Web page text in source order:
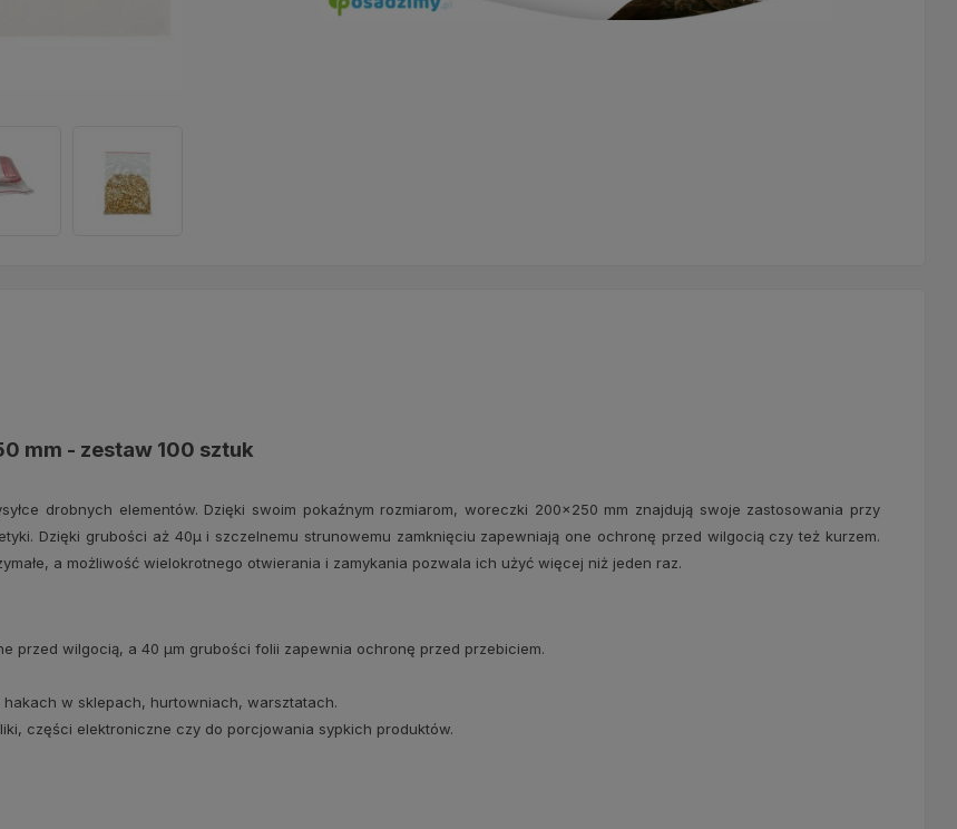
mm - zestaw 100 sztuk
drobnych elementów. Dzięki swoim pokaźnym rozmiarom, woreczki 200x250 mm znajdują swoje zastosowania przy
Dzięki grubości aż 40μ i szczelnemu strunowemu zamknięciu zapewniają one ochronę przed wilgocią czy też kurzem.
a możliwość wielokrotnego otwierania i zamykania pozwala ich użyć więcej niż jeden raz.
przed wilgocią, a 40 μm grubości folii zapewnia ochronę przed przebiciem.
w sklepach, hurtowniach, warsztatach.
części elektroniczne czy do porcjowania sypkich produktów.